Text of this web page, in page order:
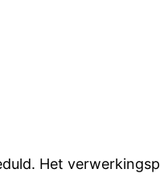
Het